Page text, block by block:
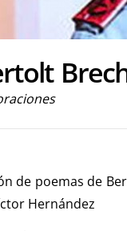
de poemas de
Hernández